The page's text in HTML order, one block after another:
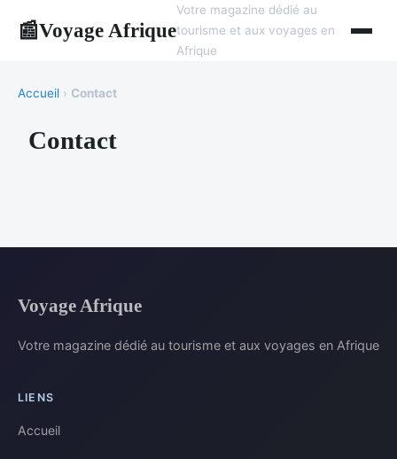
📰Voyage Afrique
Votre magazine dédié au
tourisme et aux voyages en
Afrique
Accueil › Contact
Contact
Voyage Afrique
Votre magazine dédié au tourisme et aux voyages en Afrique
LIENS
Accueil